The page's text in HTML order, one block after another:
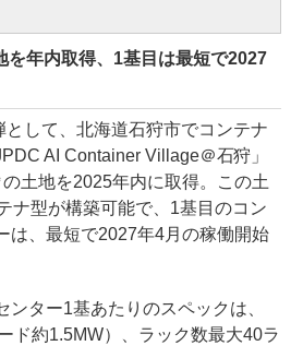
を年内取得、1基目は最短で2027
して、北海道石狩市でコンテナ
AI Container Village＠石狩」
土地を2025年内に取得。この土
ナ型が構築可能で、1基目のコン
は、最短で2027年4月の稼働開始
ター1基あたりのスペックは、
ド約1.5MW）、ラック数最大40ラ